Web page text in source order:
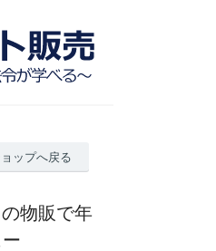
ップへ戻る
物販で年